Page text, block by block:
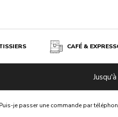
CAFÉ &
Puis-je passer une commande par